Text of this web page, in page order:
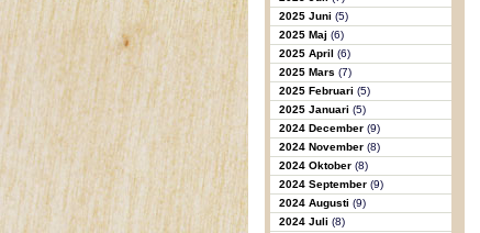
2025 Juni (5)
2025 Maj (6)
2025 April (6)
2025 Mars (7)
2025 Februari (5)
2025 Januari (5)
2024 December (9)
2024 November (8)
2024 Oktober (8)
2024 September (9)
2024 Augusti (9)
2024 Juli (8)